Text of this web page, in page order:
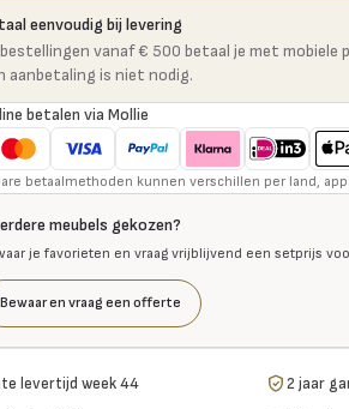
eenvoudig bij levering
vanaf € 500 betaal je met
aanbetaling is niet nodig.
betalen via Mollie
betaalmethoden kunnen verschillen per land,
meubels gekozen?
je favorieten en vraag vrijblijvend een setprijs
Bewaar en vraag een offerte
levertijd week 44
2 jaar